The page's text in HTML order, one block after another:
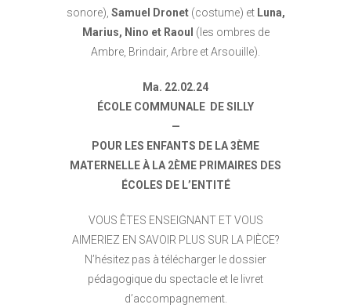
sonore), Samuel Dronet(costume) et Luna,
Marius, Nino et Raoul (les ombres de
Ambre, Brindair, Arbre et Arsouille).
Ma. 22.02.24
ÉCOLE COMMUNALE DE SILLY
—
POUR LES ENFANTS DE LA 3ÈME
MATERNELLE À LA 2ÈME PRIMAIRES DES
ÉCOLES DE L’ENTITÉ
VOUS ÊTES ENSEIGNANT ET VOUS
AIMERIEZ EN SAVOIR PLUS SUR LA PIÈCE?
N’hésitez pas à télécharger le dossier
pédagogique du spectacle et le livret
d’accompagnement.